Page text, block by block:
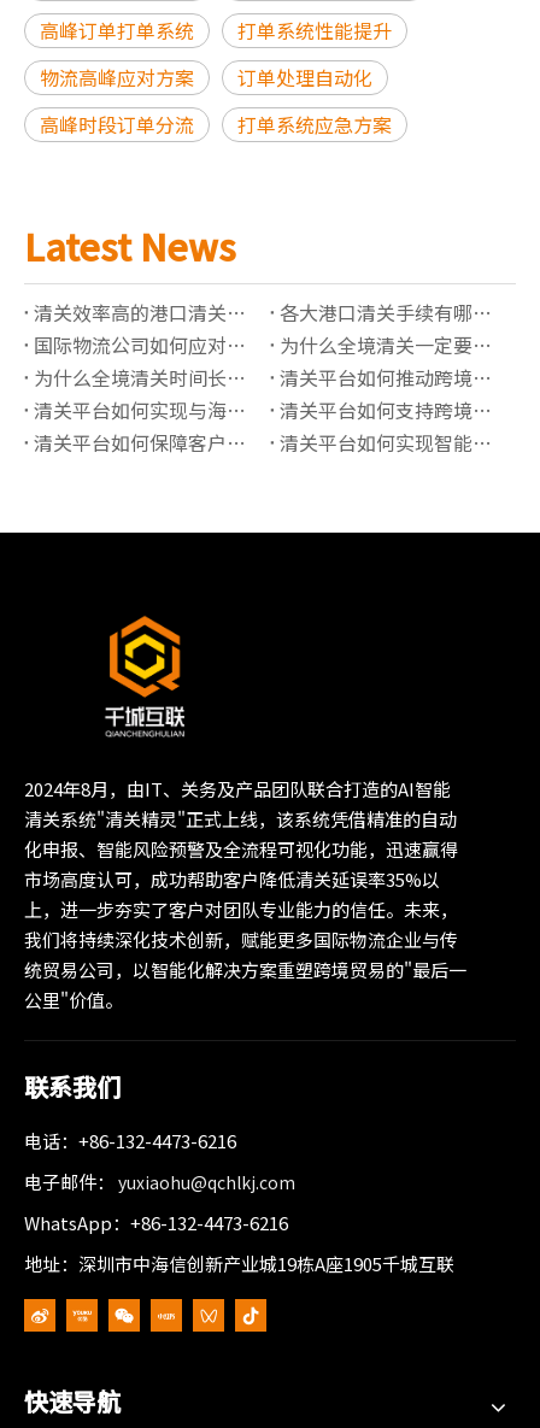
高峰订单打单系统
打单系统性能提升
物流高峰应对方案
订单处理自动化
高峰时段订单分流
打单系统应急方案
Latest News
清关效率高的港口清关公司有哪些推荐？
各大港口清关手续有哪些必须准备的资料？
国际物流公司如何应对高全境清关查验率？
为什么全境清关一定要了解正确的海关编码？
为什么全境清关时间长？有哪些影响因素？
清关平台如何推动跨境贸易“最后一公里”价值提升？
清关平台如何实现与海关系统的实时数据对接？
清关平台如何支持跨境保税仓的清关管理？
清关平台如何保障客户信息的隐私安全？
清关平台如何实现智能化的报关单据管理？
2024年8月，由IT、关务及产品团队联合打造的AI智能
清关系统"清关精灵"正式上线，该系统凭借精准的自动
化申报、智能风险预警及全流程可视化功能，迅速赢得
市场高度认可，成功帮助客户降低清关延误率35%以
上，进一步夯实了客户对团队专业能力的信任。未来，
我们将持续深化技术创新，赋能更多国际物流企业与传
统贸易公司，以智能化解决方案重塑跨境贸易的"最后一
公里"价值。
联系我们
电话：+86-132-4473-6216
电子邮件： yuxiaohu@qchlkj.com
WhatsApp：+86-132-4473-6216
地址：深圳市中海信创新产业城19栋A座1905千城互联
快速导航